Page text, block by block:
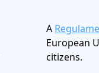
A
European
citizens.